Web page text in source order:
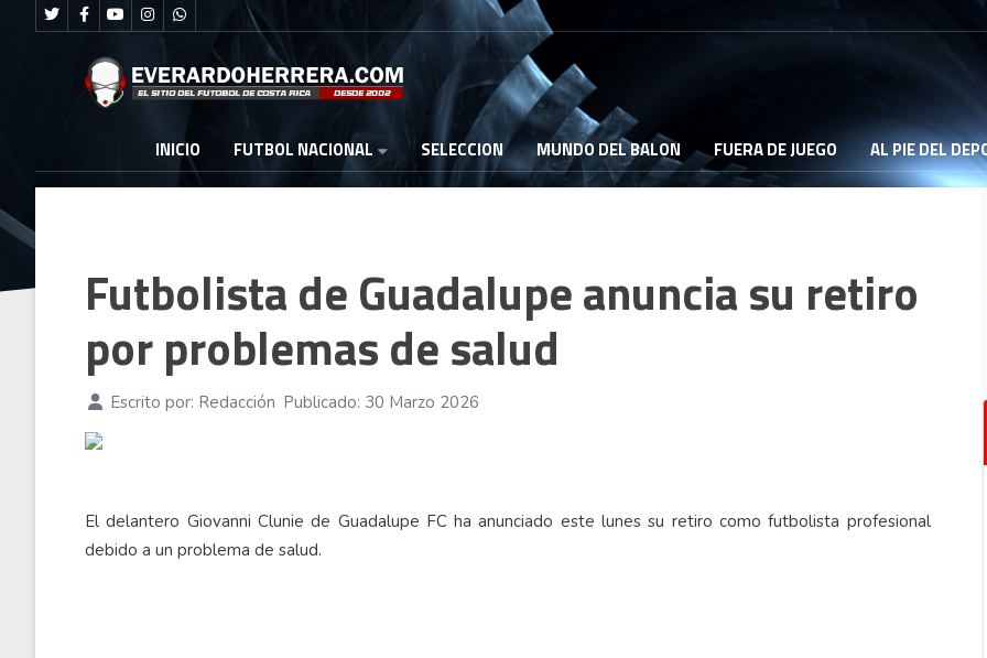
INICIO FUTBOL NACIONAL SELECCION MUNDO DEL BALON FUERA DE JUEGO AL PIE DEL
Futbolista de Guadalupe anuncia su retiro
por problemas de salud
Escrito por: Redacción Publicado: 30 Marzo 2026
El delantero Giovanni Clunie de Guadalupe FC ha anunciado este lunes su retiro como futbolista profesional
debido a un problema de salud.